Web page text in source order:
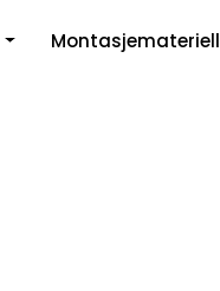
Montasjemateriell